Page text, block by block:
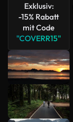
Exklusiv:
-15% Rabatt
mit Code
"COVERR15"